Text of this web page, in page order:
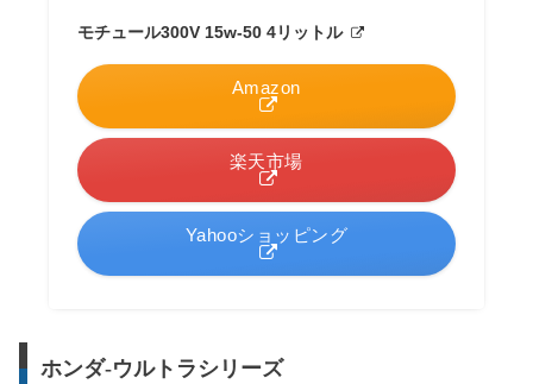
モチュール300V 15w-50 4リットル
Amazon
楽天市場
Yahooショッピング
ホンダ-ウルトラシリーズ